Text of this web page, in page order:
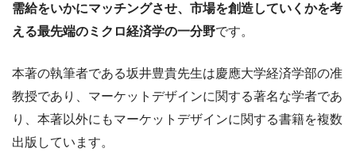
需給をいかにマッチングさせ、市場を創造していくかを考
える最先端のミクロ経済学の一分野です。
本著の執筆者である坂井豊貴先生は慶應大学経済学部の准
教授であり、マーケットデザインに関する著名な学者であ
り、本著以外にもマーケットデザインに関する書籍を複数
出版しています。